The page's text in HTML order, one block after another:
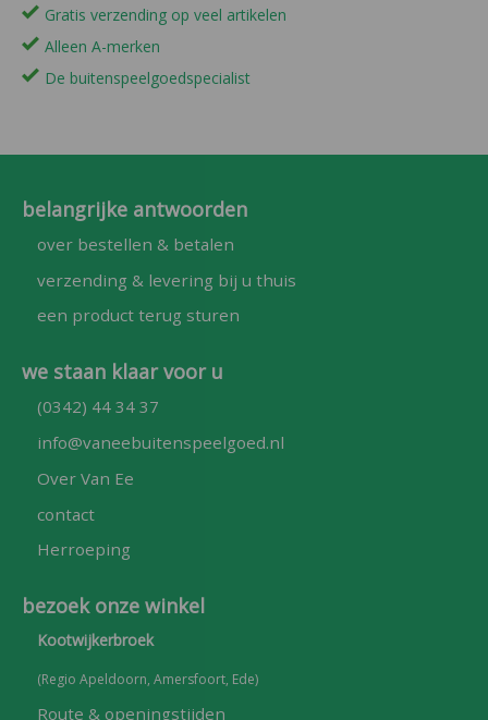
Gratis verzending op veel artikelen
Alleen A-merken
De buitenspeelgoedspecialist
belangrijke antwoorden
over bestellen & betalen
verzending & levering bij u thuis
een product terug sturen
we staan klaar voor u
(0342) 44 34 37
info@vaneebuitenspeelgoed.nl
Over Van Ee
contact
Herroeping
bezoek onze winkel
Kootwijkerbroek
(Regio Apeldoorn, Amersfoort, Ede)
Route & openingstijden